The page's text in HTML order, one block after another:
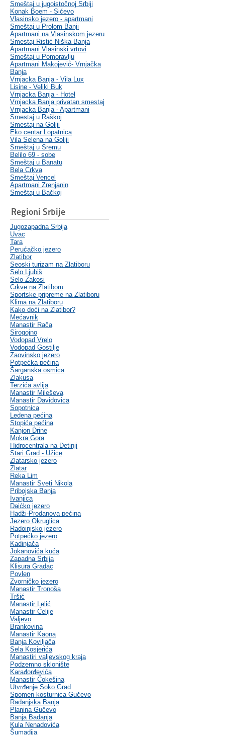
Smeštaj u jugoistočnoj Srbiji
Konak Boem - Sićevo
Vlasinsko jezero - apartmani
Smeštaj u Prolom Banji
Apartmani na Vlasinskom jezeru
Smestaj Ristić Niška Banja
Apartmani Vlasinski vrtovi
Smeštaj u Pomoravlju
Apartmani Makojević- Vrnjačka
Banja
Vrnjacka Banja - Vila Lux
Lisine - Veliki Buk
Vrnjacka Banja - Hotel
Vrnjacka Banja privatan smestaj
Vrnjacka Banja - Apartmani
Smestaj u Raškoj
Smestaj na Goliji
Eko centar Lopatnica
Vila Selena na Goliji
Smeštaj u Sremu
Belilo 69 - sobe
Smeštaj u Banatu
Bela Crkva
Smeštaj Vencel
Apartmani Zrenjanin
Smeštaj u Bačkoj
Regioni Srbije
Jugozapadna Srbija
Uvac
Tara
Perućačko jezero
Zlatibor
Seoski turizam na Zlatiboru
Selo Ljubiš
Selo Zakosi
Crkve na Zlatiboru
Sportske pripreme na Zlatiboru
Klima na Zlatiboru
Kako doći na Zlatibor?
Mećavnik
Manastir Rača
Sirogojno
Vodopad Vrelo
Vodopad Gostilje
Zaovinsko jezero
Potpećka pećina
Šarganska osmica
Zlakusa
Terzića avlija
Manastir Mileševa
Manastir Davidovica
Sopotnica
Ledena pećina
Stopića pećina
Kanjon Drine
Mokra Gora
Hidrocentrala na Đetinji
Stari Grad - Užice
Zlatarsko jezero
Zlatar
Reka Lim
Manastir Sveti Nikola
Pribojska Banja
Ivanjica
Daićko jezero
Hadži-Prodanova pećina
Jezero Okruglica
Radoinjsko jezero
Potpećko jezero
Kadinjača
Jokanovića kuća
Zapadna Srbija
Klisura Gradac
Povlen
Zvorničko jezero
Manastir Tronoša
Tršić
Manastir Lelić
Manastir Ćelije
Valjevo
Brankovina
Manastir Kaona
Banja Koviljača
Sela Kosjerića
Manastiri valjevskog kraja
Podzemno sklonište
Karađorđevića
Manastir Čokešina
Utvrđenje Soko Grad
Spomen kosturnica Gučevo
Radanjska Banja
Planina Gučevo
Banja Badanja
Kula Nenadovića
Šumadija